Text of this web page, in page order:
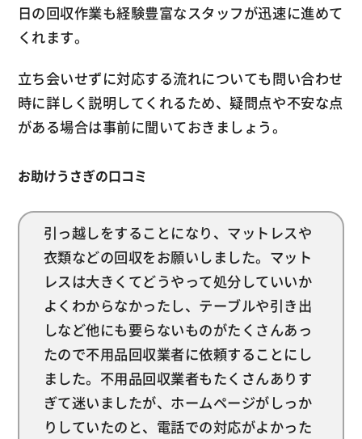
日の回収作業も経験豊富なスタッフが迅速に進めて
くれます。
立ち会いせずに対応する流れについても問い合わせ
時に詳しく説明してくれるため、疑問点や不安な点
がある場合は事前に聞いておきましょう。
お助けうさぎの口コミ
引っ越しをすることになり、マットレスや
衣類などの回収をお願いしました。マット
レスは大きくてどうやって処分していいか
よくわからなかったし、テーブルや引き出
しなど他にも要らないものがたくさんあっ
たので不用品回収業者に依頼することにし
ました。不用品回収業者もたくさんありす
ぎて迷いましたが、ホームページがしっか
りしていたのと、電話での対応がよかった